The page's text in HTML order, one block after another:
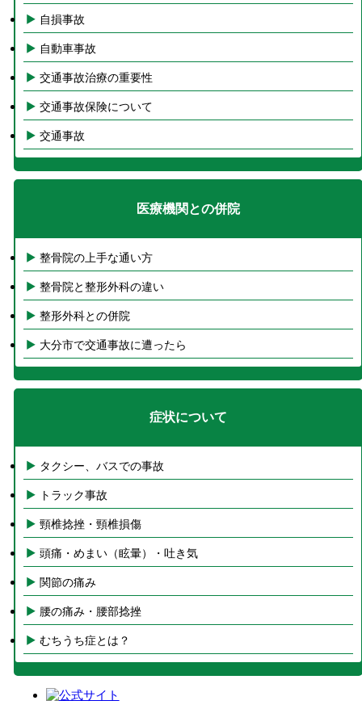
自損事故
自動車事故
交通事故治療の重要性
交通事故保険について
交通事故
医療機関との併院
整骨院の上手な通い方
整骨院と整形外科の違い
整形外科との併院
大分市で交通事故に遭ったら
症状について
タクシー、バスでの事故
トラック事故
頸椎捻挫・頸椎損傷
頭痛・めまい（眩暈）・吐き気
関節の痛み
腰の痛み・腰部捻挫
むちうち症とは？